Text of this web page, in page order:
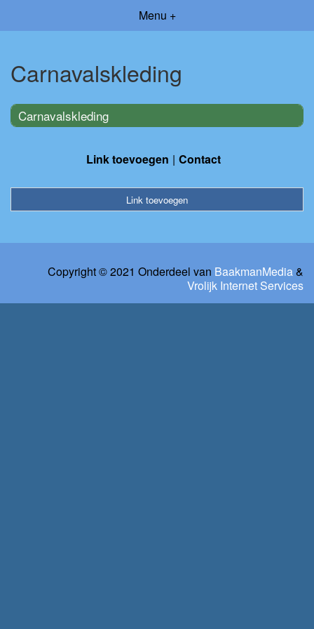
Menu +
Carnavalskleding
Carnavalskleding
Link toevoegen Contact
Link toevoegen
Copyright © 2021 Onderdeel van BaakmanMedia&
Vrolijk Internet Services